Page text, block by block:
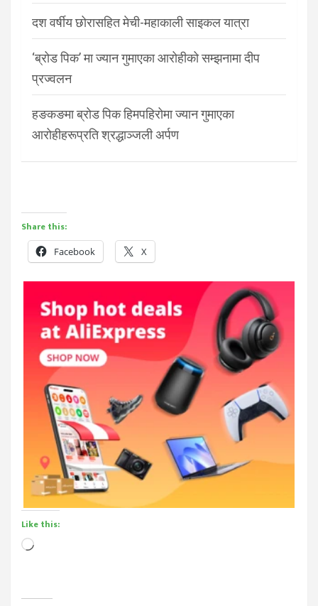
दश वर्षीय छोरासहित मेची-महाकाली साइकल यात्रा
‘ब्रोड पिक’ मा ज्यान गुमाएका आरोहीको सम्झनामा दीप
प्रज्वलन
हङकङमा ब्रोड पिक हिमपहिरोमा ज्यान गुमाएका
आरोहीहरूप्रति श्रद्धाञ्जली अर्पण
Share this:
Facebook X
Like this:
Loading…